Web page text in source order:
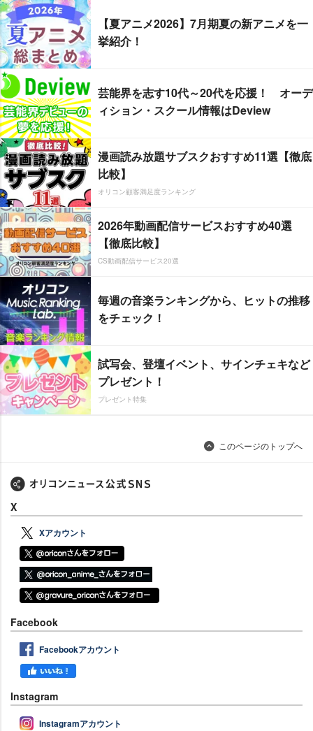
【夏アニメ2026】7月期夏の新アニメを一
挙紹介！
芸能界を志す10代～20代を応援！ オーデ
ィション・スクール情報はDeview
漫画読み放題サブスクおすすめ11選【徹底
比較】
オリコン顧客満足度ランキング
2026年動画配信サービスおすすめ40選
【徹底比較】
CS動画配信サービス20選
毎週の音楽ランキングから、ヒットの推移
をチェック！
試写会、登壇イベント、サインチェキなど
プレゼント！
プレゼント特集
このページのトップへ
X
Xアカウント
Facebook
Facebookアカウント
Instagram
Instagramアカウント